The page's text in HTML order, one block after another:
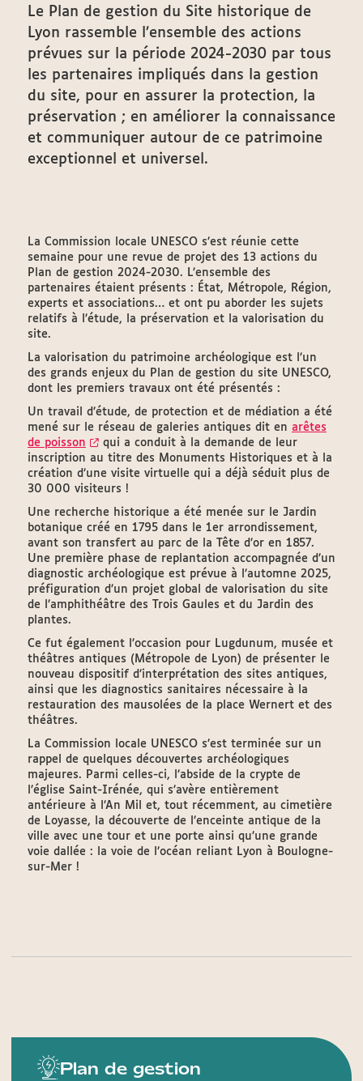
Le Plan de gestion du Site historique de
Lyon rassemble l’ensemble des actions
prévues sur la période 2024-2030 par tous
les partenaires impliqués dans la gestion
du site, pour en assurer la protection, la
préservation ; en améliorer la connaissance
et communiquer autour de ce patrimoine
exceptionnel et universel.
La Commission locale UNESCO s’est réunie cette
semaine pour une revue de projet des 13 actions du
Plan de gestion 2024-2030. L’ensemble des
partenaires étaient présents : État, Métropole, Région,
experts et associations… et ont pu aborder les sujets
relatifs à l’étude, la préservation et la valorisation du
site.
La valorisation du patrimoine archéologique est l’un
des grands enjeux du Plan de gestion du site UNESCO,
dont les premiers travaux ont été présentés :
Un travail d’étude, de protection et de médiation a été
mené sur le réseau de galeries antiques dit en arêtes
de poisson
qui a conduit à la demande de leur
inscription au titre des Monuments Historiques et à la
création d’une visite virtuelle qui a déjà séduit plus de
30 000 visiteurs !
Une recherche historique a été menée sur le Jardin
botanique créé en 1795 dans le 1er arrondissement,
avant son transfert au parc de la Tête d’or en 1857.
Une première phase de replantation accompagnée d’un
diagnostic archéologique est prévue à l’automne 2025,
préfiguration d’un projet global de valorisation du site
de l’amphithéâtre des Trois Gaules et du Jardin des
plantes.
Ce fut également l’occasion pour Lugdunum, musée et
théâtres antiques (Métropole de Lyon) de présenter le
nouveau dispositif d’interprétation des sites antiques,
ainsi que les diagnostics sanitaires nécessaire à la
restauration des mausolées de la place Wernert et des
théâtres.
La Commission locale UNESCO s’est terminée sur un
rappel de quelques découvertes archéologiques
majeures. Parmi celles-ci, l’abside de la crypte de
l’église Saint-Irénée, qui s’avère entièrement
antérieure à l’An Mil et, tout récemment, au cimetière
de Loyasse, la découverte de l’enceinte antique de la
ville avec une tour et une porte ainsi qu’une grande
voie dallée : la voie de l’océan reliant Lyon à Boulogne-
sur-Mer !
Plan de gestion